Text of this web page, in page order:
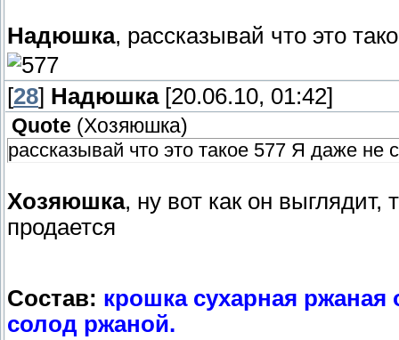
Надюшка, рассказывай что это
[28] Надюшка[20.06.10, 01:42]
Quote (Хозяюшка)
рассказывай что это такое 577 Я даже
Хозяюшка, ну вот как он выглядит,
продается
Состав: крошка сухарная
солод ржаной.